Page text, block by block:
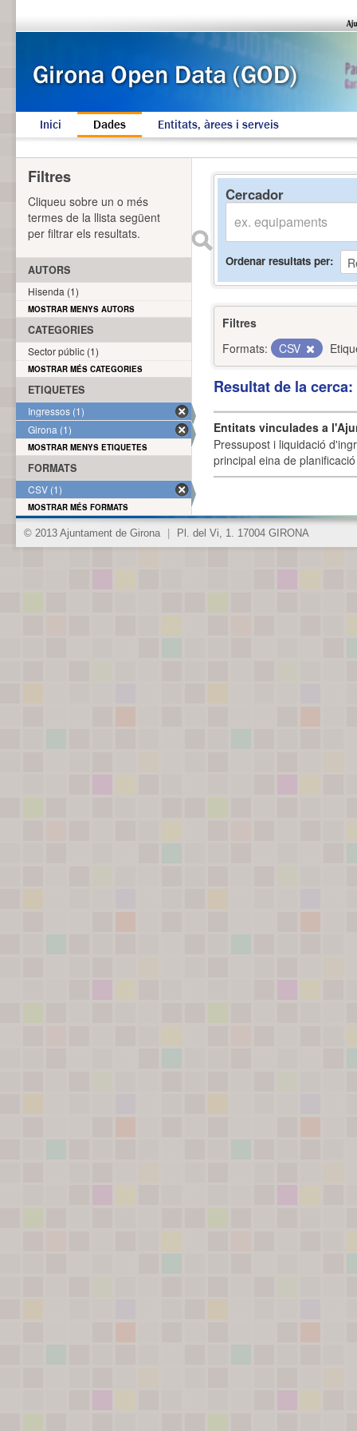
Inici Dades Entitats, àrees i serveis
Cercador
Ordenar resultats per
Filtres
Formats:
CSV
Resultat de la
Entitats vinculades a
Pressupost i liquidació
principal eina de
Filtres
Cliqueu sobre un o més
termes de la llista següent
per filtrar els resultats.
AUTORS
Hisenda (1)
MOSTRAR MENYS AUTORS
CATEGORIES
Sector públic (1)
MOSTRAR MÉS CATEGORIES
ETIQUETES
Ingressos (1)
Girona (1)
MOSTRAR MENYS ETIQUETES
FORMATS
CSV (1)
MOSTRAR MÉS FORMATS
© 2013 Ajuntament de Girona Pl. del Vi, 1. 17004 GIRONA